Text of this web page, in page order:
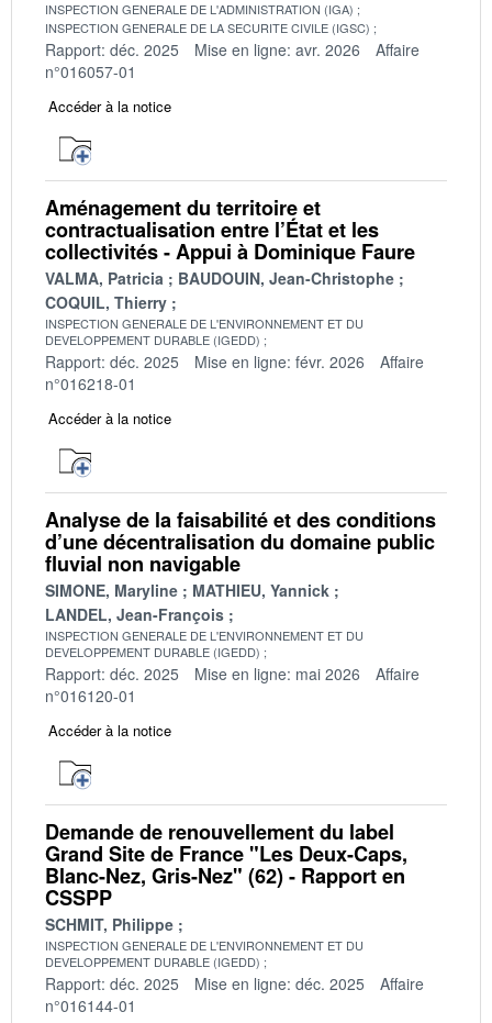
INSPECTION GENERALE DE L'ADMINISTRATION (IGA)
INSPECTION GENERALE DE LA SECURITE CIVILE (IGSC)
Rapport: déc. 2025 Mise en ligne: avr. 2026
Affaire
n°016057-01
Accéder à la notice
Aménagement du territoire et
contractualisation entre l’État et les
collectivités - Appui à Dominique Faure
VALMA, Patricia
BAUDOUIN, Jean-Christophe
COQUIL, Thierry
INSPECTION GENERALE DE L'ENVIRONNEMENT ET DU
DEVELOPPEMENT DURABLE (IGEDD)
Rapport: déc. 2025 Mise en ligne: févr. 2026
Affaire
n°016218-01
Accéder à la notice
Analyse de la faisabilité et des conditions
d’une décentralisation du domaine public
fluvial non navigable
SIMONE, Maryline
MATHIEU, Yannick
LANDEL, Jean-François
INSPECTION GENERALE DE L'ENVIRONNEMENT ET DU
DEVELOPPEMENT DURABLE (IGEDD)
Rapport: déc. 2025 Mise en ligne: mai 2026
Affaire
n°016120-01
Accéder à la notice
Demande de renouvellement du label
Grand Site de France "Les Deux-Caps,
Blanc-Nez, Gris-Nez" (62) - Rapport en
CSSPP
SCHMIT, Philippe
INSPECTION GENERALE DE L'ENVIRONNEMENT ET DU
DEVELOPPEMENT DURABLE (IGEDD)
Rapport: déc. 2025 Mise en ligne: déc. 2025
Affaire
n°016144-01